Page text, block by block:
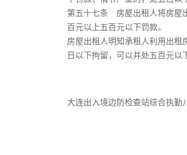
第五十七条 房屋出租人将房屋
百元以上五百元以下罚款。
房屋出租人明知承租人利用出租
日以下拘留，可以并处五百元以
大连出入境边防检查站综合执勤